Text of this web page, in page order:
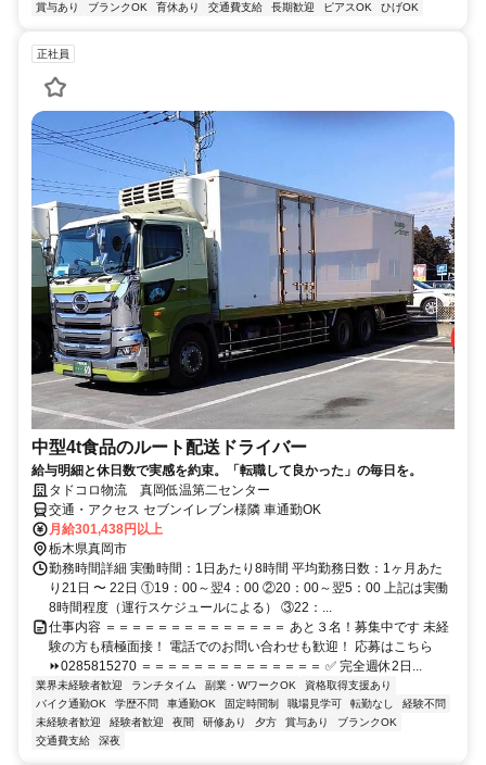
賞与あり
ブランクOK 育休あり 交通費支給 長期歓迎 ピアスOK ひげOK
正社員
中型4t食品のルート配送ドライバー
給与明細と休日数で実感を約束。「転職して良かった」の毎日を。
タドコロ物流 真岡低温第二センター
交通・アクセス セブンイレブン様隣 車通勤OK
月給301,438円以上
栃木県真岡市
勤務時間詳細 実働時間：1日あたり8時間 平均勤務日数：1ヶ月あた
り21日 〜 22日 ①19：00～翌4：00 ②20：00～翌5：00 上記は実働
8時間程度（運行スケジュールによる） ③22：...
仕事内容 ＝＝＝＝＝＝＝＝＝＝＝＝＝＝ あと３名！募集中です 未経
験の方も積極面接！ 電話でのお問い合わせも歓迎！ 応募はこちら
⏩0285815270 ＝＝＝＝＝＝＝＝＝＝＝＝＝＝ ✅ 完全週休2日...
業界未経験者歓迎 ランチタイム 副業・WワークOK
資格取得支援あり
バイク通勤OK
学歴不問 車通勤OK 固定時間制 職場見学可 転勤なし
経験不問
未経験者歓迎
経験者歓迎 夜間 研修あり 夕方 賞与あり
ブランクOK
交通費支給
深夜